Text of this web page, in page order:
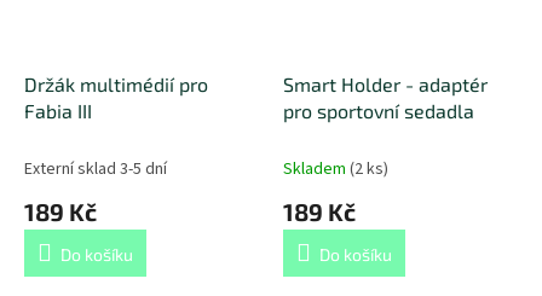
Držák multimédií pro
Fabia III
Externí sklad 3-5 dní
189 Kč
Do košíku
Smart Holder - adaptér
pro sportovní sedadla
Skladem (2 ks)
189 Kč
Do košíku